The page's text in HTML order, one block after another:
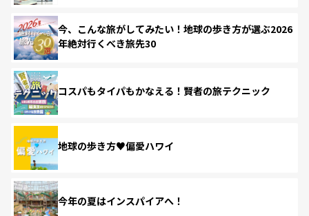
今、こんな旅がしてみたい！地球の歩き方が選ぶ2026
年絶対行くべき旅先30
コスパもタイパもかなえる！賢者の旅テクニック
地球の歩き方♥偏愛ハワイ
今年の夏はインスパイアへ！